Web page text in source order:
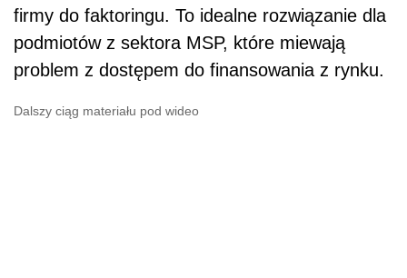
firmy do faktoringu. To idealne rozwiązanie dla
podmiotów z sektora MSP, które miewają
problem z dostępem do finansowania z rynku.
Dalszy ciąg materiału pod wideo